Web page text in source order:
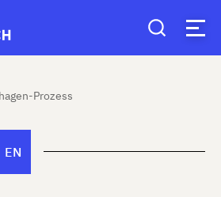
Prozess
EN